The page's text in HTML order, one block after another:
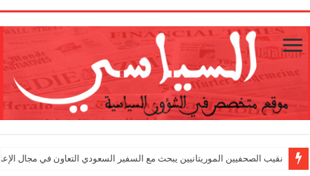
نقيب الصحفيين الموريتانيين يبحث مع السفير السعودي التعاون في مجال